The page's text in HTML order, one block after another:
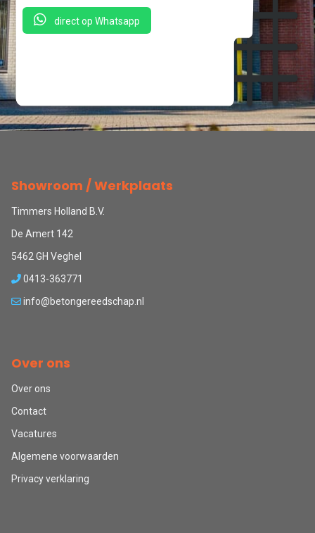
direct op Whatsapp
Showroom / Werkplaats
Timmers Holland B.V.
De Amert 142
5462 GH Veghel
0413-363771
info@betongereedschap.nl
Over ons
Over ons
Contact
Vacatures
Algemene voorwaarden
Privacy verklaring